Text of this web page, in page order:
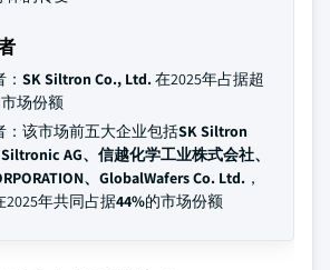
SK Siltron Co., Ltd.在2025年占据超
场份额
：该市场前五大企业包括SK Siltron
AG、信越化学工业株式会社、
、GlobalWafers Co. Ltd. ，
2025年共同占据44%的市场份额